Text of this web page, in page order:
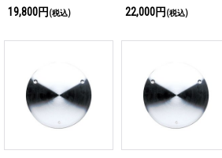
19,800円 (税込) 22,000円 (税込)